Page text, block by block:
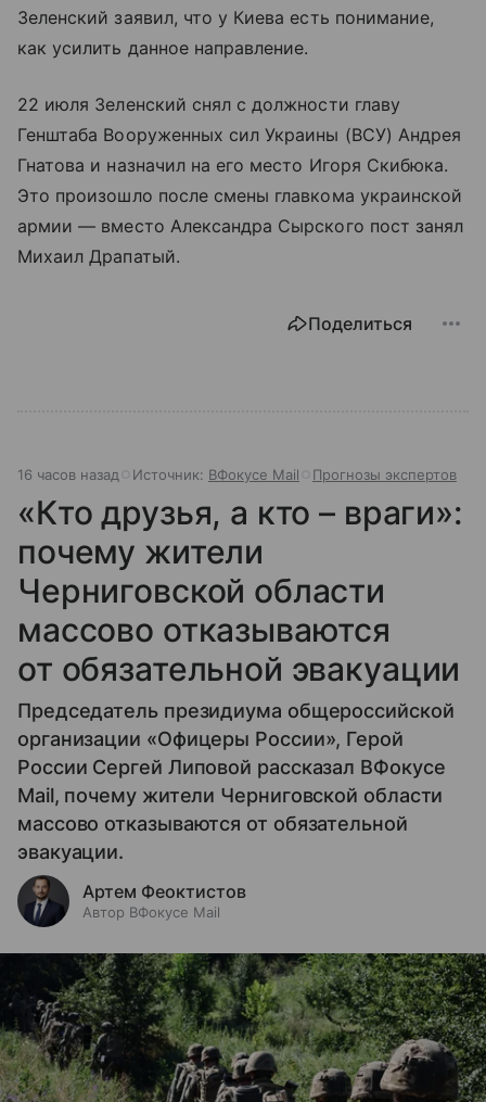
Зеленский заявил, что у Киева есть понимание,
как усилить данное направление.
22 июля Зеленский снял с должности главу
Генштаба Вооруженных сил Украины (ВСУ) Андрея
Гнатова и назначил на его место Игоря Скибюка.
Это произошло после смены главкома украинской
армии — вместо Александра Сырского пост занял
Михаил Драпатый.
Поделиться
16 часов назад Источник: ВФокусе Mail Прогнозы экспертов
«Кто друзья, а кто – враги»:
почему жители
Черниговской области
массово отказываются
от обязательной эвакуации
Председатель президиума общероссийской
организации «Офицеры России», Герой
России Сергей Липовой рассказал ВФокусе
Mail, почему жители Черниговской области
массово отказываются от обязательной
эвакуации.
Артем Феоктистов
Автор ВФокусе Mail